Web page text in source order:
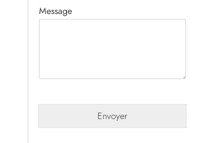
Message
Envoyer